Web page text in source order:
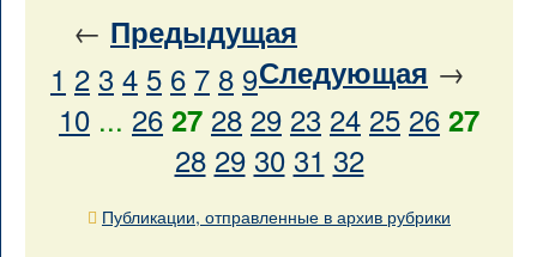
← Предыдущая
Следующая →
1 2 3 4 5 6 7 8 9
10 ... 26 27 28 29 23 24 25 26 27
28 29 30 31 32
Публикации, отправленные в архив рубрики